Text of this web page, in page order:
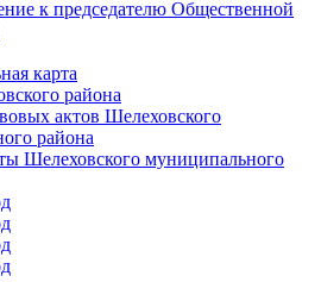
к председателю Общественной
карта
района
актов Шелеховского
района
Шелеховского муниципального